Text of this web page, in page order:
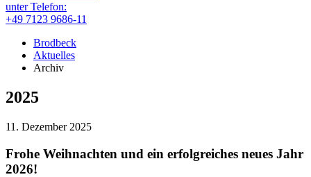
unter Telefon:
+49 7123 9686-11
Brodbeck
Aktuelles
Archiv
2025
11. Dezember 2025
Frohe Weihnachten und ein erfolgreiches neues Jahr
2026!